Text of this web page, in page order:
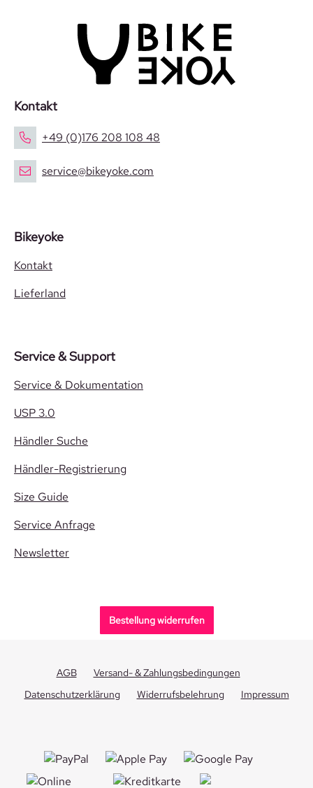
Kontakt
+49 (0)176 208 108 48
service@bikeyoke.com
Bikeyoke
Kontakt
Lieferland
Service & Support
Service & Dokumentation
USP 3.0
Händler Suche
Händler-Registrierung
Size Guide
Service Anfrage
Newsletter
Bestellung widerrufen
AGB
Versand- & Zahlungsbedingungen
Datenschutzerklärung
Widerrufsbelehrung Impressum